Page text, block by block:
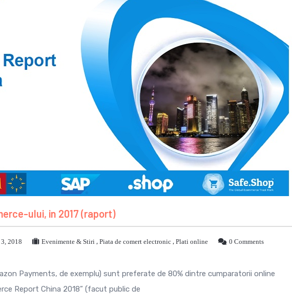
ului, in 2017 (raport)
2018 Evenimente & Stiri , Piata de comert electronic , Plati online
0 Comments
Payments, de exemplu) sunt preferate de 80% dintre cumparatorii online
Report China 2018” (facut public de